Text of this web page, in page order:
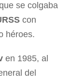
se colgaba
con
héroes.
en 1985, al
del